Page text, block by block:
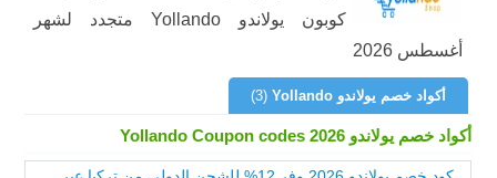
كوبون يولاندو Yollando متجدد لشهر
أغسطس 2026
أكواد خصم يولاندو Yollando (3)
أكواد خصم يولاندو Yollando Coupon codes 2026